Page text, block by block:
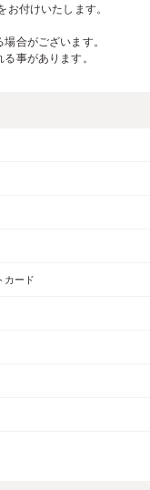
付けいたします。
合がございます。
事があります。
カード